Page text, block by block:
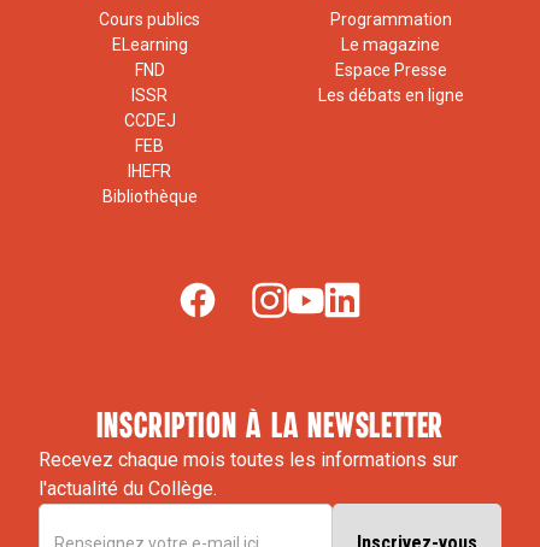
Cours publics
ELearning
FND
ISSR
CCDEJ
FEB
IHEFR
Bibliothèque
Programmation
Le magazine
Espace Presse
Les débats en ligne
inscription à la newsletter
Recevez chaque mois toutes les informations sur
l'actualité du Collège.